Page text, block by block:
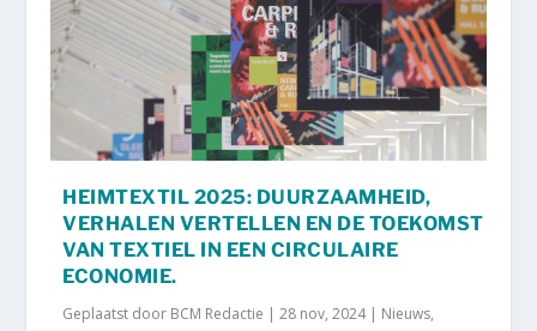
HEIMTEXTIL 2025: DUURZAAMHEID,
VERHALEN VERTELLEN EN DE TOEKOMST
VAN TEXTIEL IN EEN CIRCULAIRE
ECONOMIE.
Geplaatst door BCM Redactie |28 nov, 2024| Nieuws,